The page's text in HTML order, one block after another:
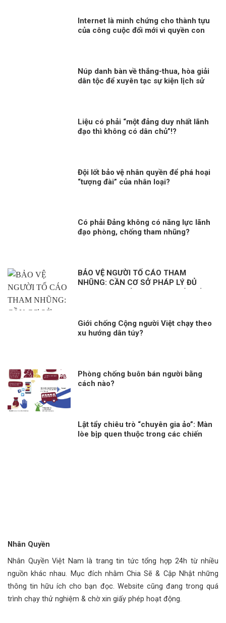
Internet là minh chứng cho thành tựu
của công cuộc đổi mới vì quyền con
Núp danh bàn về thắng-thua, hòa giải
dân tộc để xuyên tạc sự kiện lịch sử
Liệu có phải “một đảng duy nhất lãnh
đạo thì không có dân chủ”!?
Đội lốt bảo vệ nhân quyền để phá hoại
“tượng đài” của nhân loại?
Có phải Đảng không có năng lực lãnh
đạo phòng, chống tham nhũng?
BẢO VỆ NGƯỜI TỐ CÁO THAM
NHŨNG: CẦN CƠ SỞ PHÁP LÝ ĐỦ
Giới chống Cộng người Việt chạy theo
xu hướng dân túy?
Phòng chống buôn bán người bằng
cách nào?
Lật tẩy chiêu trò “chuyên gia ảo”: Màn
lòe bịp quen thuộc trong các chiến
Nhân Quyền
Nhân Quyền Việt Nam là trang tin tức tổng hợp 24h từ nhiều
nguồn khác nhau. Mục đích nhằm Chia Sẽ & Cập Nhật những
thông tin hữu ích cho bạn đọc. Website cũng đang trong quá
trình chạy thử nghiệm & chờ xin giấy phép hoạt động.